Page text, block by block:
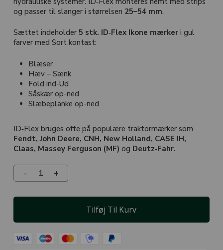
og passer til slanger i størrelsen 25–54 mm.
Sættet indeholder 5 stk. ID‑Flex Ikone mærkeri gul
farver med Sort kontast:
Blæser
Hæv – Sænk
Fold ind-Ud
Såskær op-ned
Slæbeplanke op-ned
ID‑Flex bruges ofte på populære traktormærker som
Fendt, John Deere, CNH, New Holland, CASE IH,
Claas, Massey Ferguson (MF) og Deutz‑Fahr.
Tilføj Til Kurv